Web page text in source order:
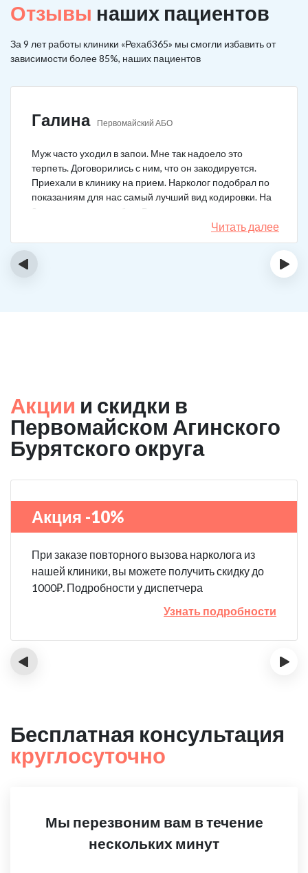
Отзывы наших пациентов
За 9 лет работы клиники «Рехаб365» мы смогли избавить от
зависимости более 85%, наших пациентов
Галина Первомайский АБО
Муж часто уходил в запои. Мне так надоело это
терпеть. Договорились с ним, что он закодируется.
Приехали в клинику на прием. Нарколог подобрал по
показаниям для нас самый лучший вид кодировки. На
3 года поставили рубеж. Вот уже как два года мужа к
Читать далее
‹ ›
Акции и скидки в
Первомайском Агинского
Бурятского округа
Акция -10%
При заказе повторного вызова нарколога из
нашей клиники, вы можете получить скидку до
1000₽. Подробности у диспетчера
Узнать подробности
‹ ›
Бесплатная консультация
круглосуточно
Мы перезвоним вам в течение
нескольких минут